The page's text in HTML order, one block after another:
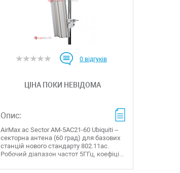
0 відгуків
ЦІНА ПОКИ НЕВІДОМА
Опис:
AirMax ac Sector AM-5AC21-60 Ubiquiti –
секторна антена (60 град) для базових
станцій нового стандарту 802.11ac.
Робочий діапазон частот 5ГГц, коефіці...